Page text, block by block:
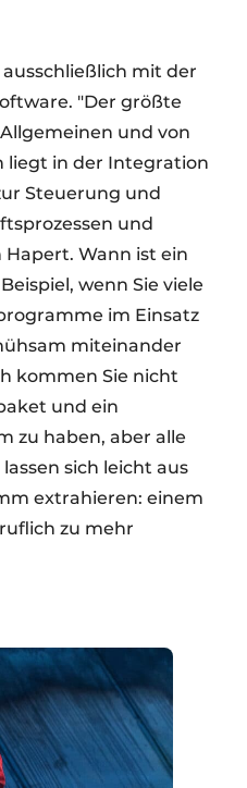
mit der
"Der größte
und von
liegt in der Integration
Steuerung und
und
Wann ist ein
wenn Sie viele
im Einsatz
miteinander
kommen Sie nicht
und ein
zu haben, aber alle
sich leicht aus
extrahieren: einem
zu mehr